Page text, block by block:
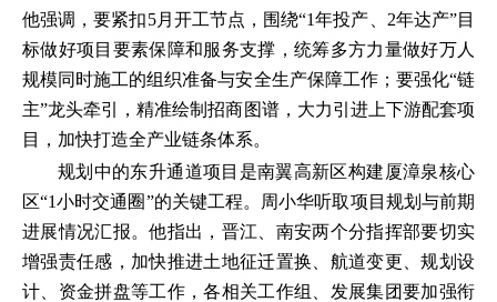
他强调，要紧扣5月开工节点，围绕“1年投产、2年达产”目
标做好项目要素保障和服务支撑，统筹多方力量做好万人
规模同时施工的组织准备与安全生产保障工作；要强化“链
主”龙头牵引，精准绘制招商图谱，大力引进上下游配套项
目，加快打造全产业链条体系。
规划中的东升通道项目是南翼高新区构建厦漳泉核心
区“1小时交通圈”的关键工程。周小华听取项目规划与前期
进展情况汇报。他指出，晋江、南安两个分指挥部要切实
增强责任感，加快推进土地征迁置换、航道变更、规划设
计、资金拼盘等工作，各相关工作组、发展集团要加强衔